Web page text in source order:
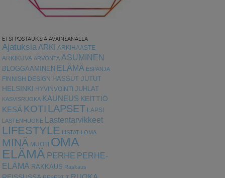
ETSI POSTAUKSIA AVAINSANALLA
Ajatuksia ARKI ARKIHAASTE
ARKIKUVA ARVONTA ASUMINEN
BLOGGAAMINEN ELÄMÄ ESPANJA
FINNISH DESIGN HASSUT JUTUT
HELSINKI
HYVINVOINTI JUHLAT
KASVISRUOKA KAUNEUS KEITTIÖ
KESÄ KOTI LAPSET LAPSI
LASTENHUONE Lastentarvikkeet
LIFESTYLE LISTAT LOMA
MINÄ MUOTI OMA
ELÄMÄ PERHE PERHE-
ELÄMÄ RAKKAUS Raskaus